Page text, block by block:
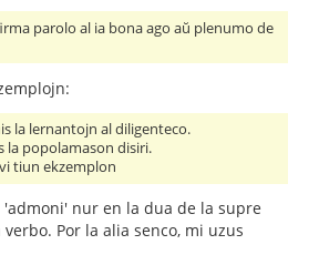
parolo al ia bona ago aŭ plenumo de
la lernantojn al diligenteco.
la popolamason disiri.
tiun ekzemplon
'admoni' nur en la dua de la supre
Por la alia senco, mi uzus